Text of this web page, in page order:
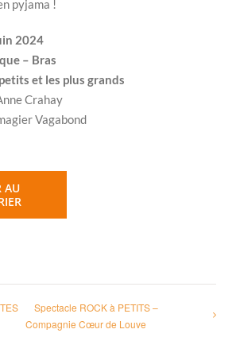
pyjama !
2024
– Bras
et les plus grands
Crahay
Vagabond
AU
Spectacle ROCK à PETITS –
Compagnie Cœur de Louve